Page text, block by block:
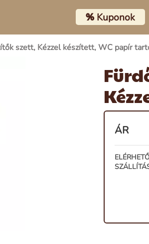
%Kuponok
szett, Kézzel készített, WC papír
ÁR